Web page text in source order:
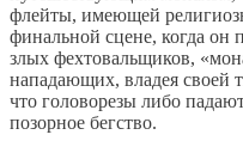
флейты, имеющей
финальной сцене, когда он
злых фехтовальщиков,
нападающих, владея своей
что головорезы либо
позорное бегство.